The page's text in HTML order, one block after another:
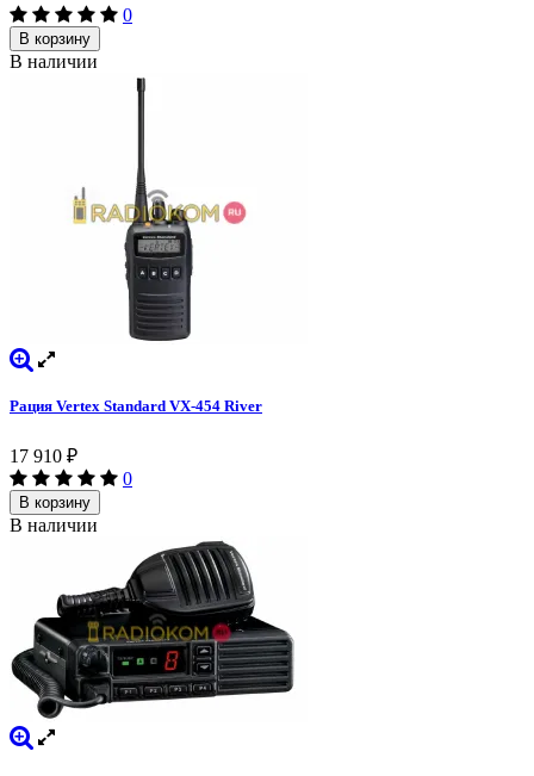
0
В корзину
В наличии
Рация Vertex Standard VX-454 River
17 910 ₽
0
В корзину
В наличии